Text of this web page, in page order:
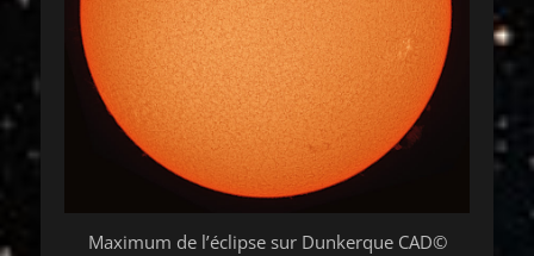
Maximum de l’éclipse sur Dunkerque CAD©